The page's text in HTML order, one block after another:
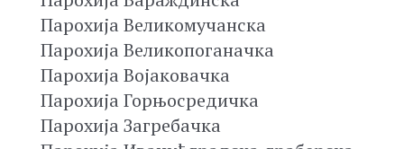
Парохија Великомучанска
Парохија Великопоганачка
Парохија Војаковачка
Парохија Горњосредичка
Парохија Загребачка